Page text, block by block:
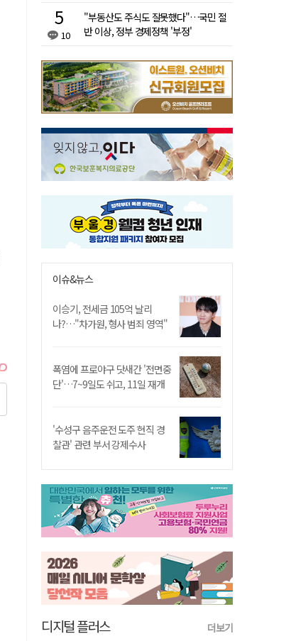
10
"부동산도 주식도 잘못했다"…국민 절
반 이상, 정부 경제정책 '부정'
이슈&뉴스
이승기, 전세금 105억 날리
나?…"차가원, 형사 범죄 영역"
폭염에 프로야구 닷새간 '전면중
단'…7~9일도 쉬고, 11일 재개
'수성구 음주운전 도주 현직 경
찰관' 관련 부서 강제수사
디지털 플러스 더보기